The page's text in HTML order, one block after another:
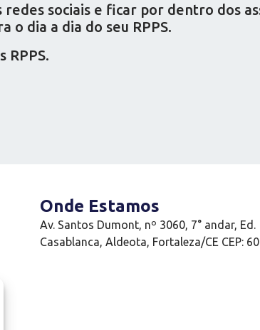
sociais e ficar por dentro dos
o dia a dia do seu RPPS.
RPPS.
Onde Estamos
Av. Santos Dumont, nº 3060, 7° andar, Ed.
Casablanca, Aldeota, Fortaleza/CE CEP: